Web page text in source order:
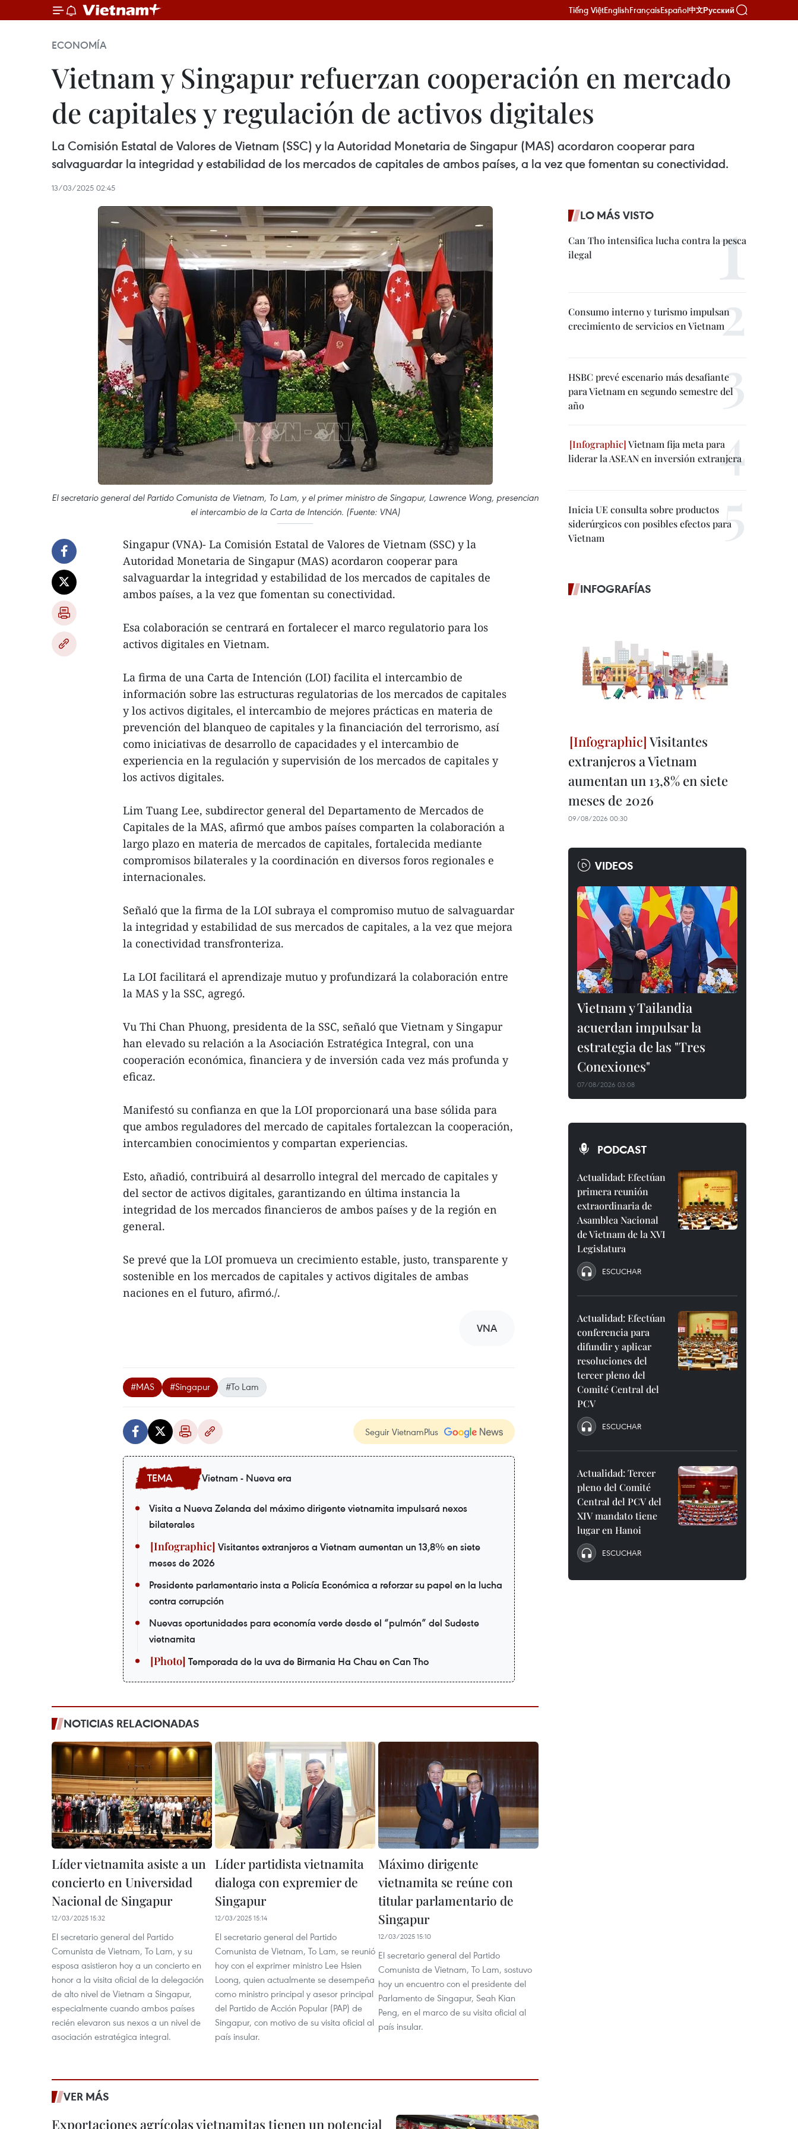
Tiếng ViệtEnglishFrançaisEspañol中文Русский
ECONOMÍA
Vietnam y Singapur refuerzan cooperación en mercado
de capitales y regulación de activos digitales
La Comisión Estatal de Valores de Vietnam (SSC) y la Autoridad Monetaria de Singapur (MAS) acordaron cooperar para
salvaguardar la integridad y estabilidad de los mercados de capitales de ambos países, a la vez que fomentan su conectividad.
13/03/2025 02:45
El secretario general del Partido Comunista de Vietnam, To Lam, y el primer ministro de Singapur, Lawrence Wong, presencian
el intercambio de la Carta de Intención. (Fuente: VNA)
Singapur (VNA)- La Comisión Estatal de Valores de Vietnam (SSC) y la
Autoridad Monetaria de Singapur (MAS) acordaron cooperar para
salvaguardar la integridad y estabilidad de los mercados de capitales de
ambos países, a la vez que fomentan su conectividad.
Esa colaboración se centrará en fortalecer el marco regulatorio para los
activos digitales en Vietnam.
La firma de una Carta de Intención (LOI) facilita el intercambio de
información sobre las estructuras regulatorias de los mercados de capitales
y los activos digitales, el intercambio de mejores prácticas en materia de
prevención del blanqueo de capitales y la financiación del terrorismo, así
como iniciativas de desarrollo de capacidades y el intercambio de
experiencia en la regulación y supervisión de los mercados de capitales y
los activos digitales.
Lim Tuang Lee, subdirector general del Departamento de Mercados de
Capitales de la MAS, afirmó que ambos países comparten la colaboración a
largo plazo en materia de mercados de capitales, fortalecida mediante
compromisos bilaterales y la coordinación en diversos foros regionales e
internacionales.
Señaló que la firma de la LOI subraya el compromiso mutuo de salvaguardar
la integridad y estabilidad de sus mercados de capitales, a la vez que mejora
la conectividad transfronteriza.
La LOI facilitará el aprendizaje mutuo y profundizará la colaboración entre
la MAS y la SSC, agregó.
Vu Thi Chan Phuong, presidenta de la SSC, señaló que Vietnam y Singapur
han elevado su relación a la Asociación Estratégica Integral, con una
cooperación económica, financiera y de inversión cada vez más profunda y
eficaz.
Manifestó su confianza en que la LOI proporcionará una base sólida para
que ambos reguladores del mercado de capitales fortalezcan la cooperación,
intercambien conocimientos y compartan experiencias.
Esto, añadió, contribuirá al desarrollo integral del mercado de capitales y
del sector de activos digitales, garantizando en última instancia la
integridad de los mercados financieros de ambos países y de la región en
general.
Se prevé que la LOI promueva un crecimiento estable, justo, transparente y
sostenible en los mercados de capitales y activos digitales de ambas
naciones en el futuro, afirmó./.
VNA
#MAS #Singapur #To Lam
Seguir VietnamPlus
Vietnam - Nueva era
Visita a Nueva Zelanda del máximo dirigente vietnamita impulsará nexos
bilaterales
Visitantes extranjeros a Vietnam aumentan un 13,8% en siete
meses de 2026
Presidente parlamentario insta a Policía Económica a reforzar su papel en la lucha
contra corrupción
Nuevas oportunidades para economía verde desde el “pulmón” del Sudeste
vietnamita
Temporada de la uva de Birmania Ha Chau en Can Tho
NOTICIAS RELACIONADAS
Líder vietnamita asiste a un
concierto en Universidad
Nacional de Singapur
12/03/2025 15:32
El secretario general del Partido
Comunista de Vietnam, To Lam, y su
esposa asistieron hoy a un concierto en
honor a la visita oficial de la delegación
de alto nivel de Vietnam a Singapur,
especialmente cuando ambos países
recién elevaron sus nexos a un nivel de
asociación estratégica integral.
Líder partidista vietnamita
dialoga con expremier de
Singapur
12/03/2025 15:14
El secretario general del Partido
Comunista de Vietnam, To Lam, se reunió
hoy con el exprimer ministro Lee Hsien
Loong, quien actualmente se desempeña
como ministro principal y asesor principal
del Partido de Acción Popular (PAP) de
Singapur, con motivo de su visita oficial al
país insular.
Máximo dirigente
vietnamita se reúne con
titular parlamentario de
Singapur
12/03/2025 15:10
El secretario general del Partido
Comunista de Vietnam, To Lam, sostuvo
hoy un encuentro con el presidente del
Parlamento de Singapur, Seah Kian
Peng, en el marco de su visita oficial al
país insular.
VER MÁS
Exportaciones agrícolas vietnamitas tienen un potencial
LO MÁS VISTO
Can Tho intensifica lucha contra la pesca
ilegal
Consumo interno y turismo impulsan
crecimiento de servicios en Vietnam
HSBC prevé escenario más desafiante
para Vietnam en segundo semestre del
año
Vietnam fija meta para
liderar la ASEAN en inversión extranjera
Inicia UE consulta sobre productos
siderúrgicos con posibles efectos para
Vietnam
INFOGRAFÍAS
Visitantes
extranjeros a Vietnam
aumentan un 13,8% en siete
meses de 2026
09/08/2026 00:30
VIDEOS
Vietnam y Tailandia
acuerdan impulsar la
estrategia de las "Tres
Conexiones"
07/08/2026 03:08
PODCAST
Actualidad: Efectúan
primera reunión
extraordinaria de
Asamblea Nacional
de Vietnam de la XVI
Legislatura
ESCUCHAR
Actualidad: Efectúan
conferencia para
difundir y aplicar
resoluciones del
tercer pleno del
Comité Central del
PCV
ESCUCHAR
Actualidad: Tercer
pleno del Comité
Central del PCV del
XIV mandato tiene
lugar en Hanoi
ESCUCHAR